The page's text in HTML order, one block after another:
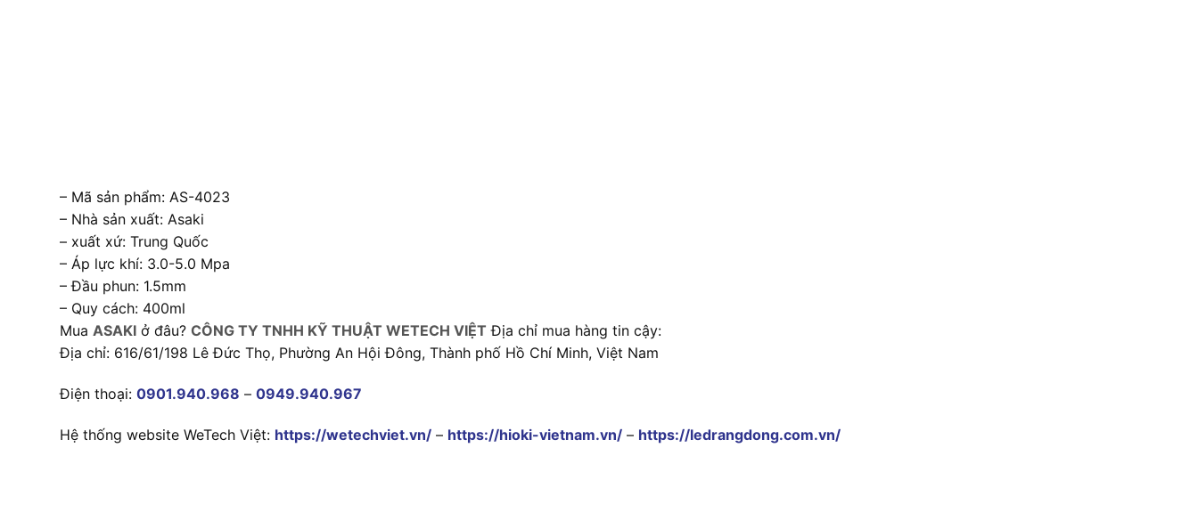
– Mã sản phẩm: AS-4023
– Nhà sản xuất: Asaki
– xuất xứ: Trung Quốc
– Áp lực khí: 3.0-5.0 Mpa
– Đầu phun: 1.5mm
– Quy cách: 400ml
Mua ASAKI ở đâu? CÔNG TY TNHH KỸ THUẬT WETECH VIỆT Địa chỉ mua hàng tin cậy:
Địa chỉ: 616/61/198 Lê Đức Thọ, Phường An Hội Đông, Thành phố Hồ Chí Minh, Việt Nam
Điện thoại: 0901.940.968 – 0949.940.967
Hệ thống website WeTech Việt: https://wetechviet.vn/ – https://hioki-vietnam.vn/ – https://ledrangdong.com.vn/